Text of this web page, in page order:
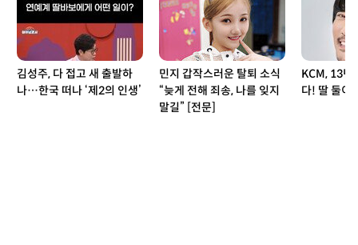
김성주, 다 접고 새 출발하
나…한국 떠나 ‘제2의 인생’
민지 갑작스러운 탈퇴 소식
“늦게 전해 죄송, 나를 잊지
말길” [전문]
KCM, 13년
다! 딸 둘이